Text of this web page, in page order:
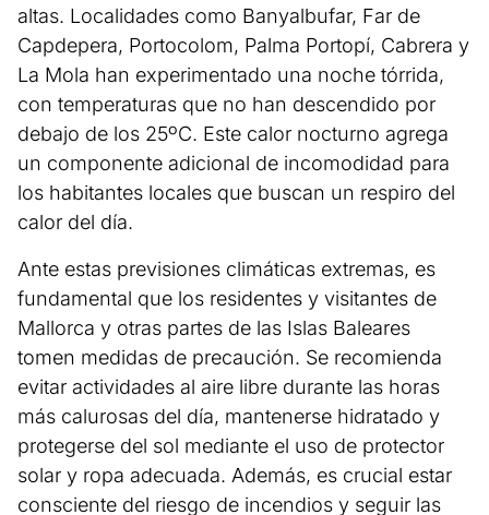
altas. Localidades como Banyalbufar, Far de
Capdepera, Portocolom, Palma Portopí, Cabrera y
La Mola han experimentado una noche tórrida,
con temperaturas que no han descendido por
debajo de los 25ºC. Este calor nocturno agrega
un componente adicional de incomodidad para
los habitantes locales que buscan un respiro del
calor del día.
Ante estas previsiones climáticas extremas, es
fundamental que los residentes y visitantes de
Mallorca y otras partes de las Islas Baleares
tomen medidas de precaución. Se recomienda
evitar actividades al aire libre durante las horas
más calurosas del día, mantenerse hidratado y
protegerse del sol mediante el uso de protector
solar y ropa adecuada. Además, es crucial estar
consciente del riesgo de incendios y seguir las